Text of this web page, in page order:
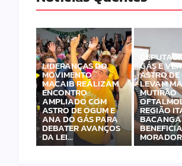
LIDERANÇAS DO
MOVIMENTO
MACAIB REALIZAM
ENCONTRO
AMPLIADO COM
ASTRO DE OGUM E
ANA DO GÁS PARA
DEBATER AVANÇOS
DA LEI…
GÁS E
ASTRO
LEVAM
MUTIRÃO
REGIÃO